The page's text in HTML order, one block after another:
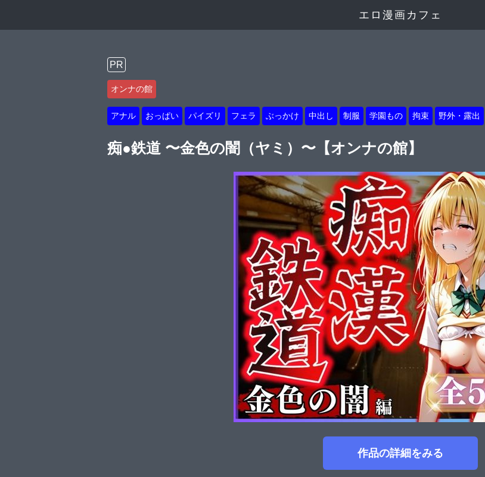
エロ漫画カフェ
PR
オンナの館
アナル おっぱい パイズリ フェラ ぶっかけ 中出し 制服 学園もの 拘束 野外・露出
痴●鉄道 〜金色の闇（ヤミ）〜【オンナの館】
作品の詳細をみる